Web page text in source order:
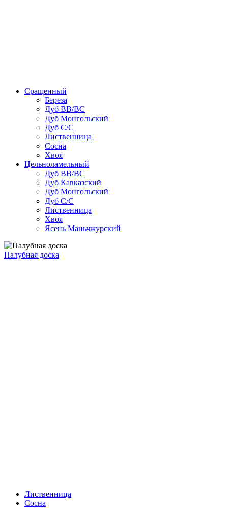
Сращенный
Береза
Дуб ВВ/ВС
Дуб Монгольский
Дуб С/С
Лиственница
Сосна
Хвоя
Цельноламельный
Дуб ВВ/ВС
Дуб Кавказский
Дуб Монгольский
Дуб С/С
Лиственница
Хвоя
Ясень Маньчжурский
Палубная доска
Лиственница
Сосна